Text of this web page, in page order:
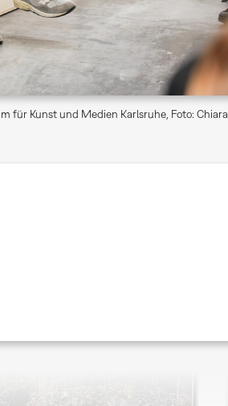
für Kunst und Medien Karlsruhe, Foto: